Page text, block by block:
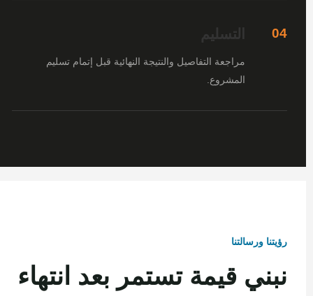
04 التسليم
مراجعة التفاصيل والنتيجة النهائية قبل إتمام تسليم
المشروع.
رؤيتنا ورسالتنا
نبني قيمة تستمر بعد انتهاء